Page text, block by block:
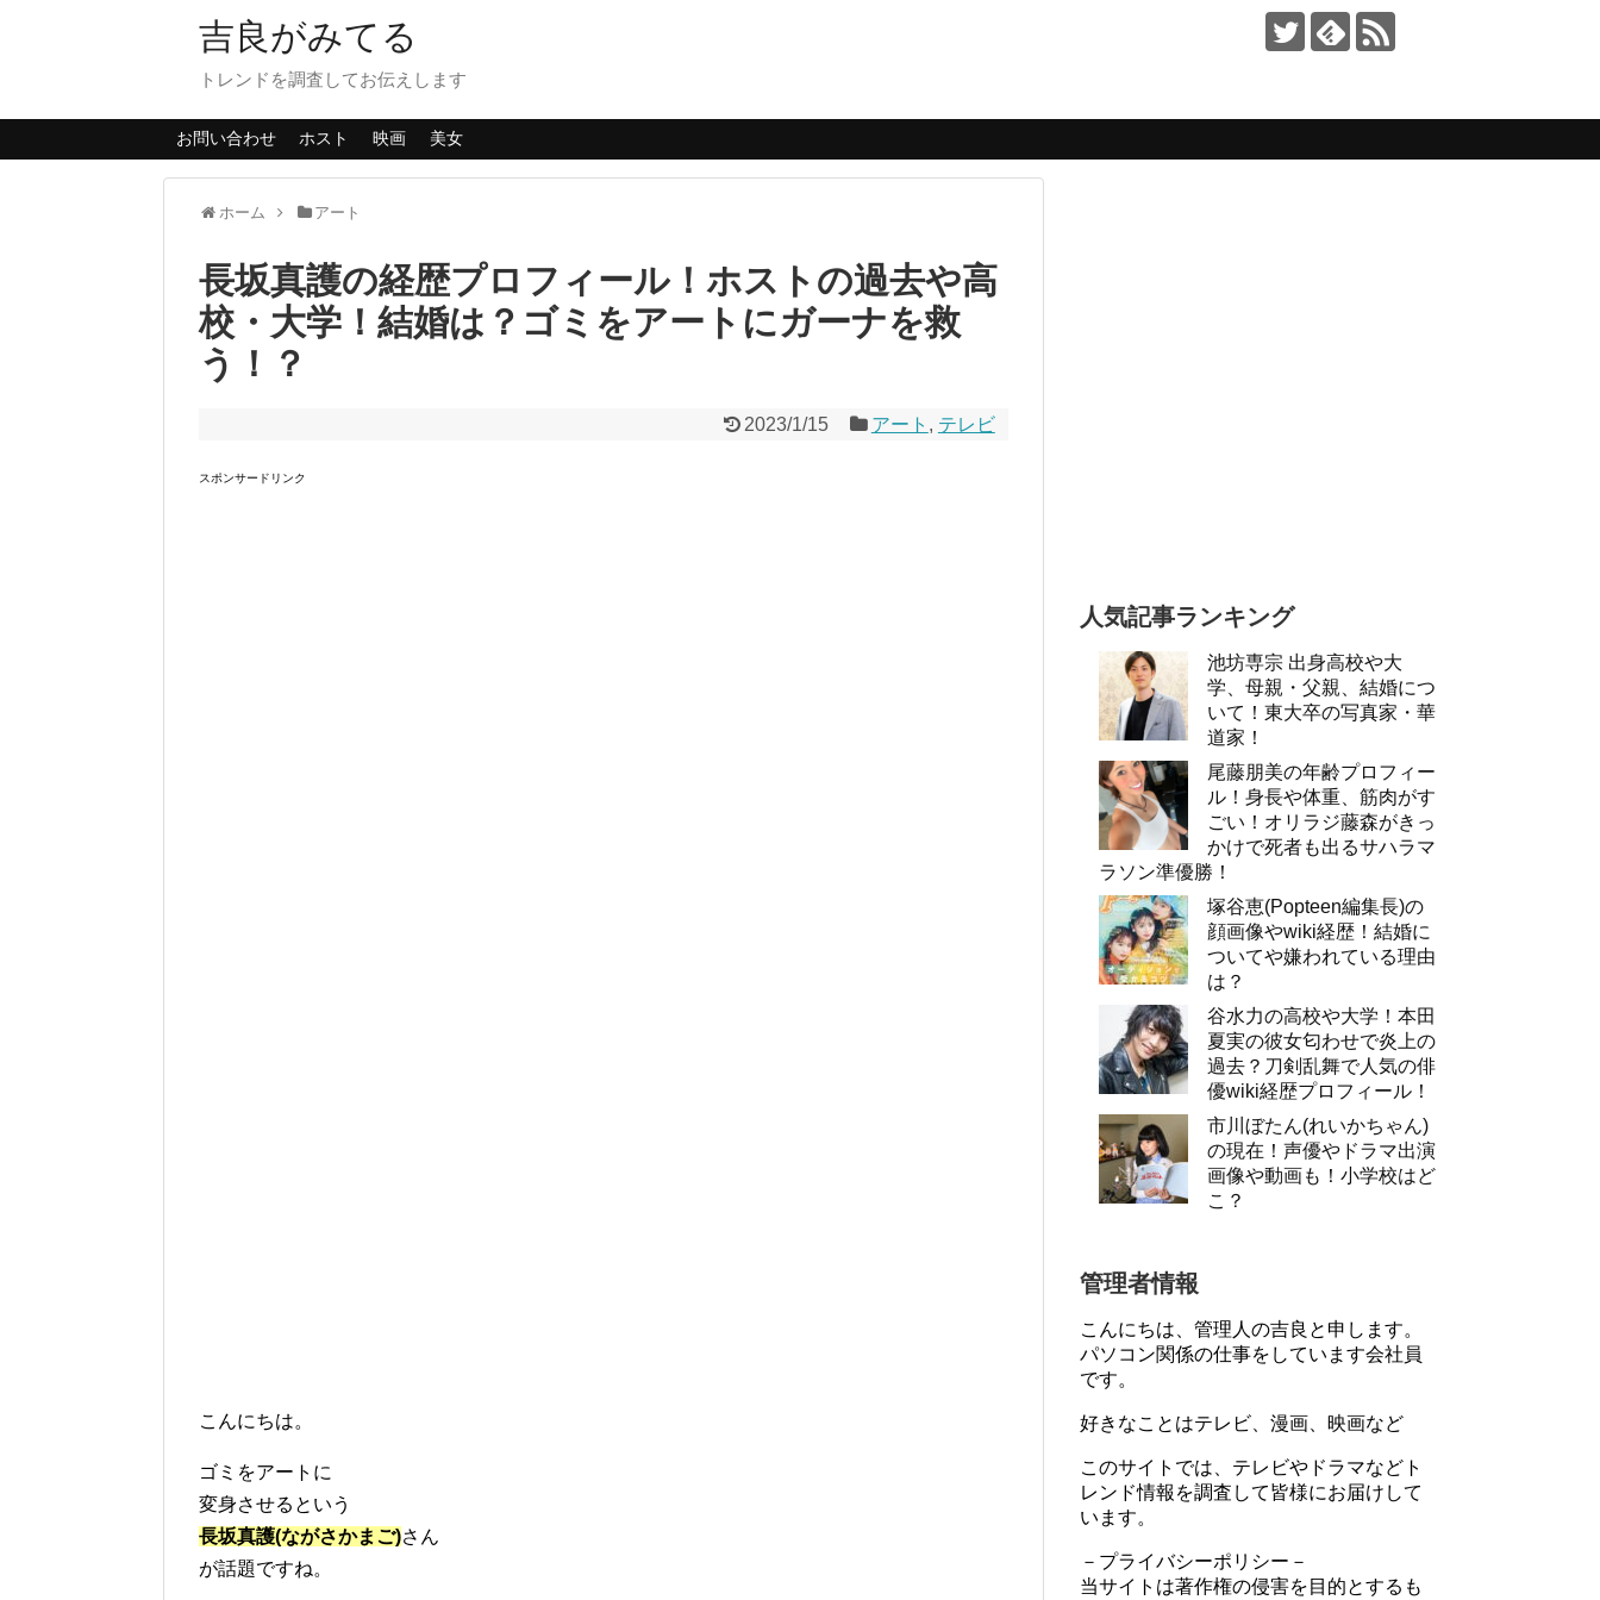
吉良がみてる
トレンドを調査してお伝えします
お問い合わせ ホスト 映画 美女
ホーム アート
長坂真護の経歴プロフィール！ホストの過去や高
校・大学！結婚は？ゴミをアートにガーナを救
う！？
2023/1/15 アート , テレビ
スポンサードリンク
こんにちは。
ゴミをアートに
変身させるという
長坂真護(ながさかまご)さん
が話題ですね。
人気記事ランキング
池坊専宗 出身高校や大
学、母親・父親、結婚につ
いて！東大卒の写真家・華
道家！
尾藤朋美の年齢プロフィー
ル！身長や体重、筋肉がす
ごい！オリラジ藤森がきっ
かけで死者も出るサハラマ
ラソン準優勝！
塚谷恵(Popteen編集長)の
顔画像やwiki経歴！結婚に
ついてや嫌われている理由
は？
谷水力の高校や大学！本田
夏実の彼女匂わせで炎上の
過去？刀剣乱舞で人気の俳
優wiki経歴プロフィール！
市川ぼたん(れいかちゃん)
の現在！声優やドラマ出演
画像や動画も！小学校はど
こ？
管理者情報
こんにちは、管理人の吉良と申します。
パソコン関係の仕事をしています会社員
です。
好きなことはテレビ、漫画、映画など
このサイトでは、テレビやドラマなどト
レンド情報を調査して皆様にお届けして
います。
－プライバシーポリシー－
当サイトは著作権の侵害を目的とするも